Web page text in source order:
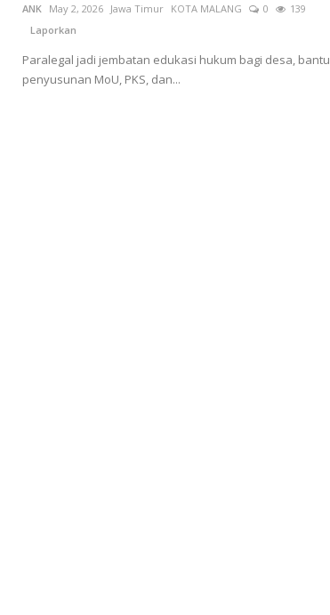
ANK May 2, 2026 Jawa Timur KOTA MALANG 0
139
Laporkan
Paralegal jadi jembatan edukasi hukum bagi desa, bantu
penyusunan MoU, PKS, dan...